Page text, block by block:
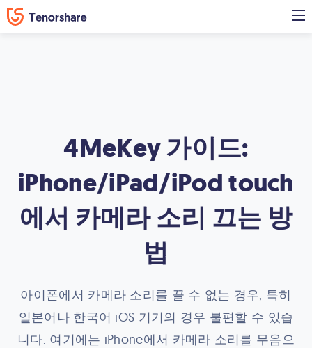
4MeKey 가이드:
iPhone/iPad/iPod touch
에서 카메라 소리 끄는 방
법
아이폰에서 카메라 소리를 끌 수 없는 경우, 특히
일본어나 한국어 iOS 기기의 경우 불편할 수 있습
니다. 여기에는 iPhone에서 카메라 소리를 무음으